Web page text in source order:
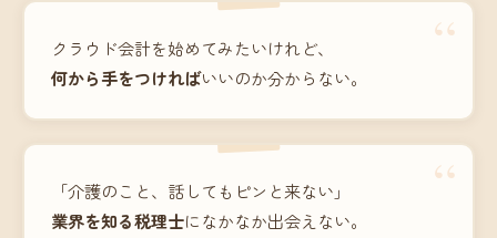
“
クラウド会計を始めてみたいけれど、
何から手をつければいいのか分からない。
“
「介護のこと、話してもピンと来ない」
業界を知る税理士になかなか出会えない。